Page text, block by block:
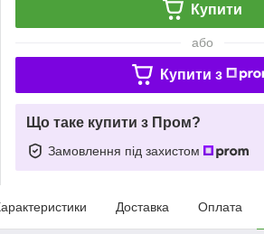
Купити
або
Купити з
Що таке купити з Пром?
Замовлення під захистом
Доставка Оплата